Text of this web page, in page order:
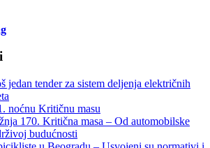
jedan tender za sistem deljenja električnih
noćnu Kritičnu masu
170. Kritična masa – Od automobilske
budućnosti